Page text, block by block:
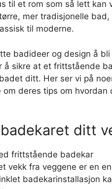
til et rom som så lett
mer tradisjonelle
til moderne.
badideer og design å
å sikre at et frittstående
ditt. Her ser vi på
om deres tips om
badekaret ditt
vekk fra veggene er en
badekarinstallasjon